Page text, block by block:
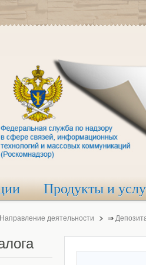
Продукты и
Направление деятельности ⇒